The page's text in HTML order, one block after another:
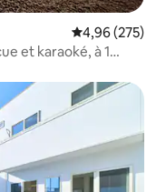
Évaluation
4,96 (275)
et karaoké, à 1